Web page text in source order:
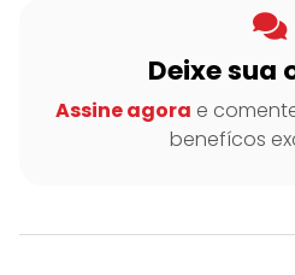
Deixe sua
Assine agora e
benefícos